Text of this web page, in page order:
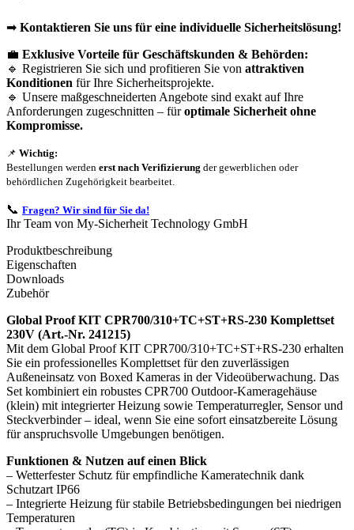
➡ Kontaktieren Sie uns für eine individuelle Sicherheitslösung!
💼 Exklusive Vorteile für Geschäftskunden & Behörden:
🔹 Registrieren Sie sich und profitieren Sie von attraktiven
Konditionen für Ihre Sicherheitsprojekte.
🔹 Unsere maßgeschneiderten Angebote sind exakt auf Ihre
Anforderungen zugeschnitten – füroptimale Sicherheit ohne
Kompromisse.
📌 Wichtig:
Bestellungen werden erst nach Verifizierung der gewerblichen oder
behördlichen Zugehörigkeit bearbeitet.
📞 Fragen? Wir sind für Sie da!
Ihr Team von My-Sicherheit Technology GmbH
Produktbeschreibung
Eigenschaften
Downloads
Zubehör
Global Proof KIT CPR700/310+TC+ST+RS-230 Komplettset
230V (Art.-Nr. 241215)
Mit dem Global Proof KIT CPR700/310+TC+ST+RS-230 erhalten
Sie ein professionelles Komplettset für den zuverlässigen
Außeneinsatz von Boxed Kameras in der Videoüberwachung. Das
Set kombiniert ein robustes CPR700 Outdoor-Kameragehäuse
(klein) mit integrierter Heizung sowie Temperaturregler, Sensor und
Steckverbinder – ideal, wenn Sie eine sofort einsatzbereite Lösung
für anspruchsvolle Umgebungen benötigen.
Funktionen & Nutzen auf einen Blick
– Wetterfester Schutz für empfindliche Kameratechnik dank
Schutzart IP66
– Integrierte Heizung für stabile Betriebsbedingungen bei niedrigen
Temperaturen